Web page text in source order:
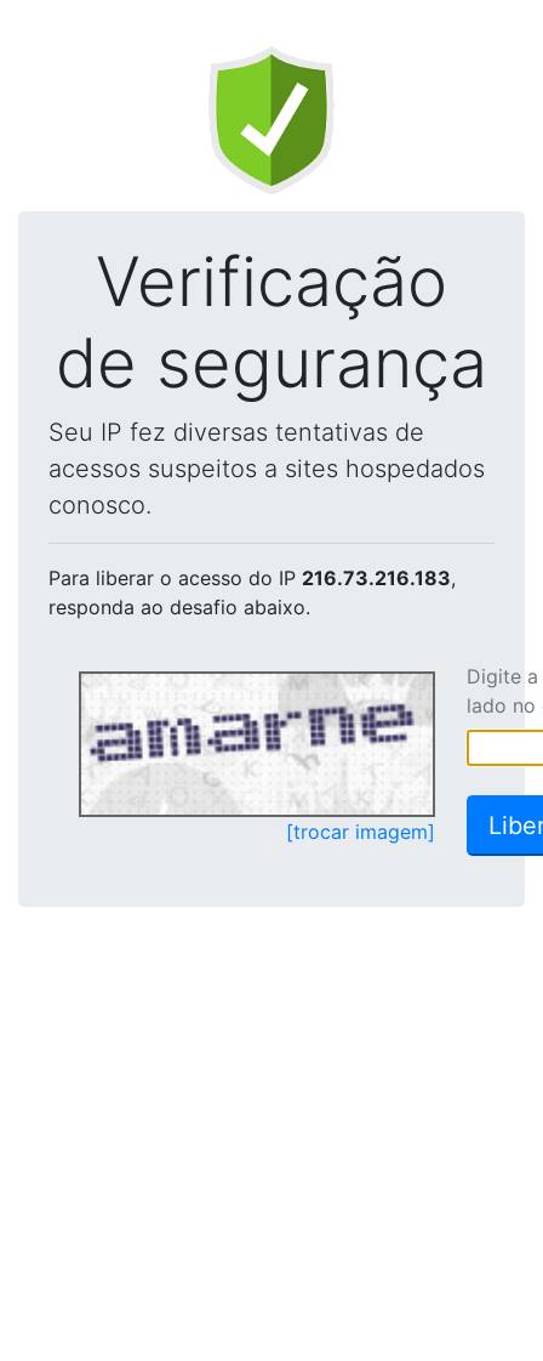
Verificação
de segurança
Seu IP fez diversas tentativas de
acessos suspeitos a sites hospedados
conosco.
Para liberar o acesso do IP 216.73.216.183,
responda ao desafio abaixo.
[trocar imagem]
Digite
lado no